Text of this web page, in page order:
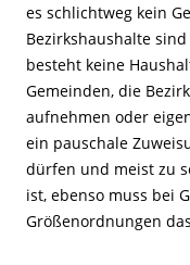
es schlichtweg kein
Bezirkshaushalte
besteht keine
Gemeinden, die
aufnehmen oder
ein pauschale
dürfen und meist zu
ist, ebenso muss bei
Größenordnungen